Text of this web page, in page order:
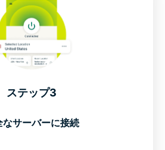
ステップ3
なサーバーに接続